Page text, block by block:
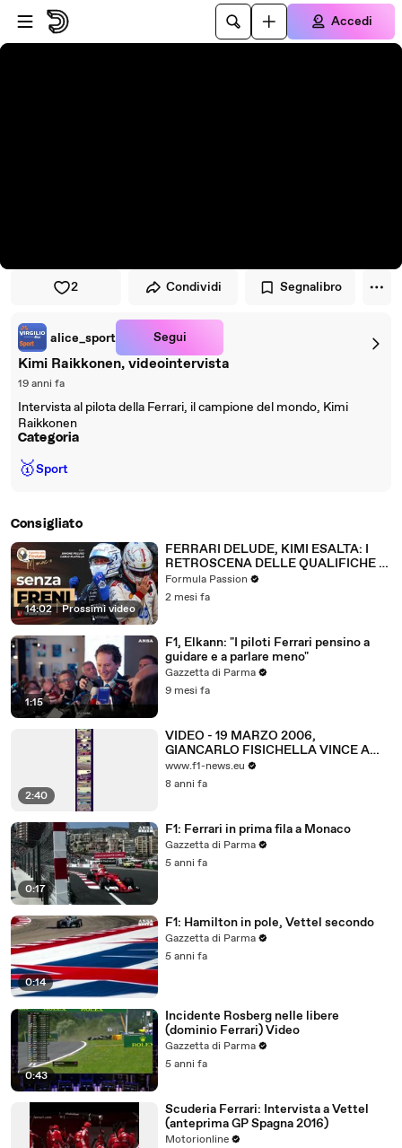
Vai al lettore
Passa al contenuto principale
Accedi
2 Condividi Segnalibro
alice_sport Segui
Kimi Raikkonen, videointervista
19 anni fa
Intervista al pilota della Ferrari, il campione del mondo, Kimi
Raikkonen
Categoria
🥇Sport
Consigliato
14:02 | Prossimi video
FERRARI DELUDE, KIMI ESALTA: I
RETROSCENA DELLE QUALIFICHE DI
MONACO
Formula Passion
2 mesi fa
1:15
F1, Elkann: "I piloti Ferrari pensino a
guidare e a parlare meno"
Gazzetta di Parma
9 mesi fa
2:40
VIDEO - 19 MARZO 2006,
GIANCARLO FISICHELLA VINCE A
SEPANG!
www.f1-news.eu
8 anni fa
0:17
F1: Ferrari in prima fila a Monaco
Gazzetta di Parma
5 anni fa
0:14
F1: Hamilton in pole, Vettel secondo
Gazzetta di Parma
5 anni fa
0:43
Incidente Rosberg nelle libere
(dominio Ferrari) Video
Gazzetta di Parma
5 anni fa
Scuderia Ferrari: Intervista a Vettel
(anteprima GP Spagna 2016)
Motorionline